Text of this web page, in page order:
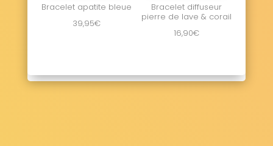
Bracelet apatite bleue
39,95€
Bracelet diffuseur
pierre de lave & corail
16,90€